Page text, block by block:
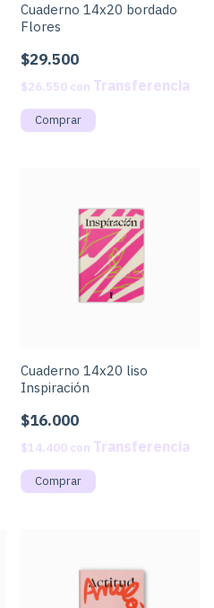
Cuaderno 14x20 bordado
Flores
$29.500
$26.550 con
Cuaderno 14x20 liso
Inspiración
$16.000
$14.400 con